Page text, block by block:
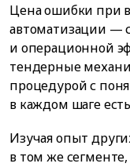
Цена ошибки при
автоматизации —
и операционной
тендерные
процедурой с
в каждом шаге
Изучая опыт
в том же